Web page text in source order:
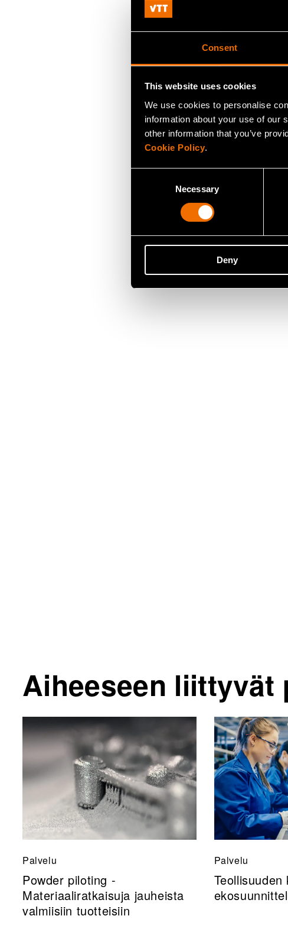
Consent
This website uses cookies
We use cookies to personalise
information about your use of our
other information that you’ve
Cookie Policy.
Necessary
Deny
Aiheeseen liittyvät
Palvelu
Powder piloting -
Materiaaliratkaisuja jauheista
valmiisiin tuotteisiin
Palvelu